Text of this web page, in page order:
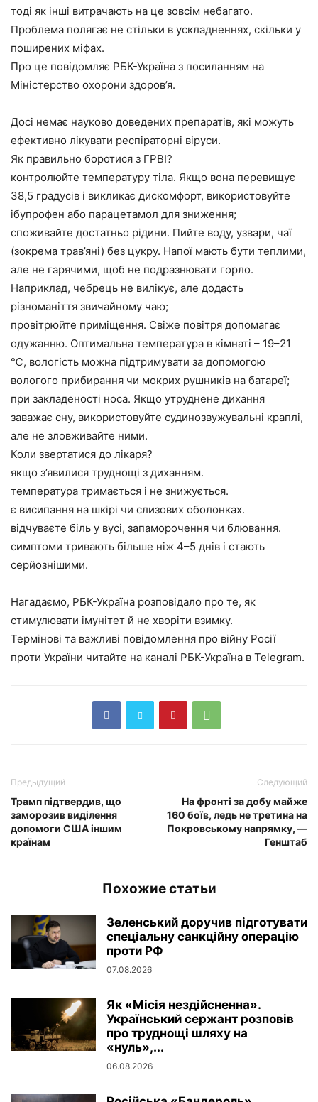
тоді як інші витрачають на це зовсім небагато.
Проблема полягає не стільки в ускладненнях, скільки у
поширених міфах.
Про це повідомляє РБК-Україна з посиланням на
Міністерство охорони здоров’я.
Досі немає науково доведених препаратів, які можуть
ефективно лікувати респіраторні віруси.
Як правильно боротися з ГРВІ?
контролюйте температуру тіла. Якщо вона перевищує
38,5 градусів і викликає дискомфорт, використовуйте
ібупрофен або парацетамол для зниження;
споживайте достатньо рідини. Пийте воду, узвари, чаї
(зокрема трав’яні) без цукру. Напої мають бути теплими,
але не гарячими, щоб не подразнювати горло.
Наприклад, чебрець не вилікує, але додасть
різноманіття звичайному чаю;
провітрюйте приміщення. Свіже повітря допомагає
одужанню. Оптимальна температура в кімнаті – 19–21
℃, вологість можна підтримувати за допомогою
вологого прибирання чи мокрих рушників на батареї;
при закладеності носа. Якщо утруднене дихання
заважає сну, використовуйте судинозвужувальні краплі,
але не зловживайте ними.
Коли звертатися до лікаря?
якщо з’явилися труднощі з диханням.
температура тримається і не знижується.
є висипання на шкірі чи слизових оболонках.
відчуваєте біль у вусі, запаморочення чи блювання.
симптоми тривають більше ніж 4–5 днів і стають
серйознішими.
Нагадаємо, РБК-Україна розповідало про те, як
стимулювати імунітет й не хворіти взимку.
Термінові та важливі повідомлення про війну Росії
проти України читайте на каналі РБК-Україна в Telegram.
Предыдущий
Трамп підтвердив, що
заморозив виділення
допомоги США іншим
країнам
Следующий
На фронті за добу майже
160 боїв, ледь не третина на
Покровському напрямку, —
Генштаб
Похожие статьи
Зеленський доручив підготувати
спеціальну санкційну операцію
проти РФ
07.08.2026
Як «Місія нездійсненна».
Український сержант розповів
про труднощі шляху на
«нуль»,...
06.08.2026